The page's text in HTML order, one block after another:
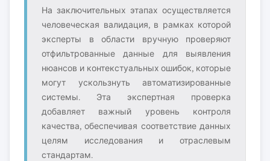
На заключительных этапах осуществляется
человеческая валидация, в рамках которой
эксперты в области вручную проверяют
отфильтрованные данные для выявления
нюансов и контекстуальных ошибок, которые
могут ускользнуть автоматизированные
системы. Эта экспертная проверка
добавляет важный уровень контроля
качества, обеспечивая соответствие данных
целям исследования и отраслевым
стандартам.